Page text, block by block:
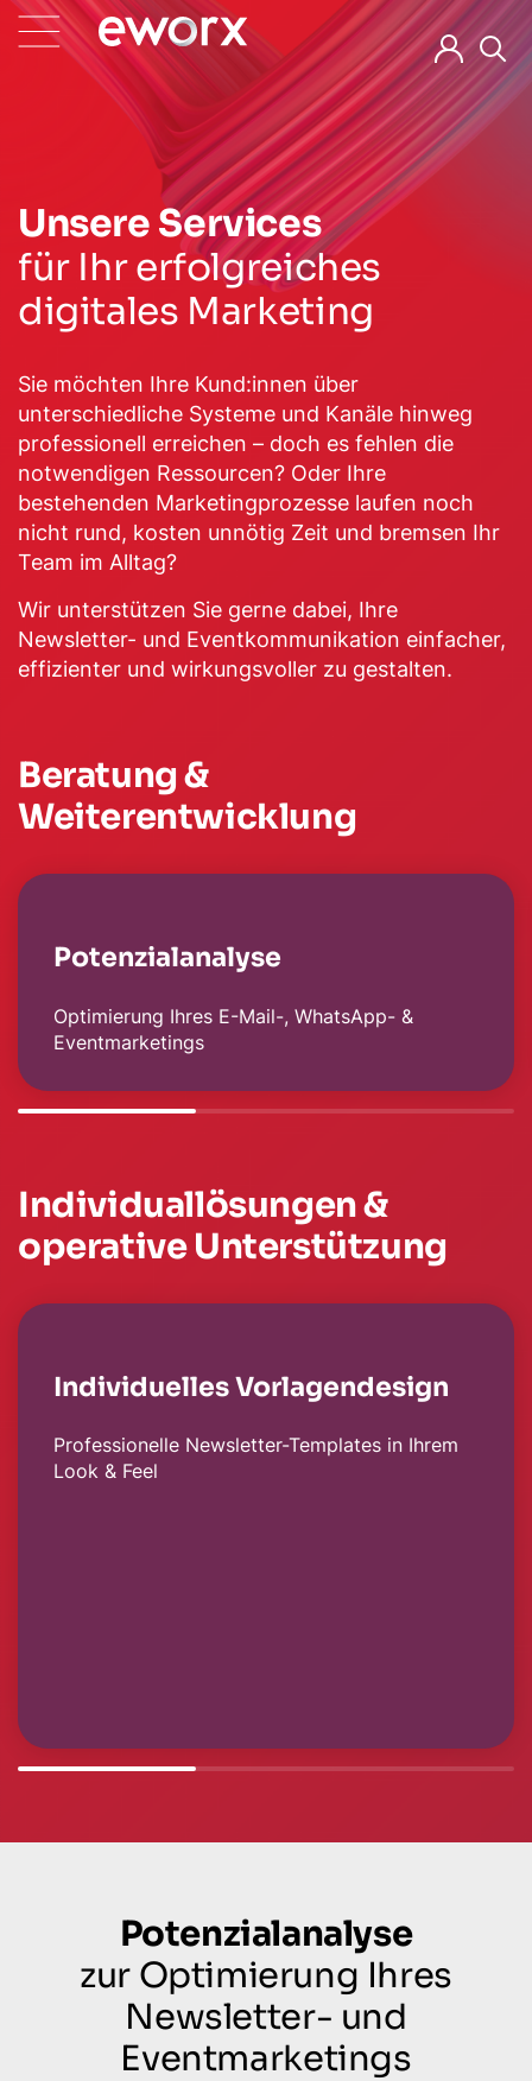
Unsere Services
für Ihr erfolgreiches
digitales Marketing
Sie möchten Ihre Kund:innen über
unterschiedliche Systeme und Kanäle hinweg
professionell erreichen – doch es fehlen die
notwendigen Ressourcen? Oder Ihre
bestehenden Marketingprozesse laufen noch
nicht rund, kosten unnötig Zeit und bremsen Ihr
Team im Alltag?
Wir unterstützen Sie gerne dabei, Ihre
Newsletter- und Eventkommunikation einfacher,
effizienter und wirkungsvoller zu gestalten.
Beratung &
Weiterentwicklung
Potenzialanalyse
Optimierung Ihres E-Mail-, WhatsApp- &
Eventmarketings
Individuallösungen &
operative Unterstützung
Individuelles Vorlagendesign
Professionelle Newsletter-Templates in Ihrem
Look & Feel
Potenzialanalyse
zur Optimierung Ihres
Newsletter- und
Eventmarketings